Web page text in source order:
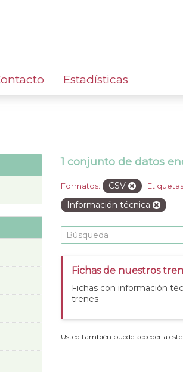
Estadísticas
1 conjunto de datos
Formatos: CSV
Información técnica
Fichas de nuestros
Fichas con información
trenes
Usted también puede acceder a